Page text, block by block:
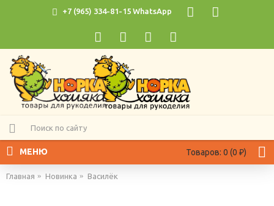
+7 (965) 334-81-15 WhatsApp
Товаров: 0 (0 ₽)
МЕНЮ
Главная Новинка Василёк